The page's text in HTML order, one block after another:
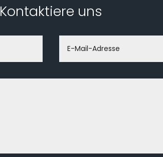
Kontaktiere uns